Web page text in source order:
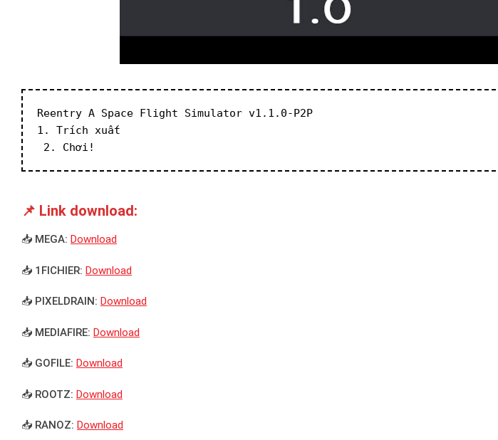
Reentry A Space Flight Simulator v1.1.0-P2P
1. Trích xuất
2. Chơi!
📌 Link download:
📥 MEGA: Download
📥 1FICHIER: Download
📥 PIXELDRAIN: Download
📥 MEDIAFIRE: Download
📥 GOFILE: Download
📥 ROOTZ: Download
📥 RANOZ: Download